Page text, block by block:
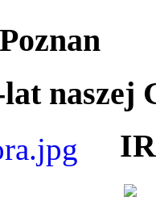
lat naszej